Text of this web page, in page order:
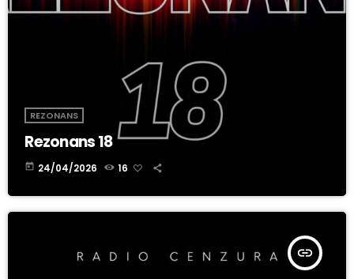
REZONANS
Rezonans 18
today 24/04/2026 16
insert_link